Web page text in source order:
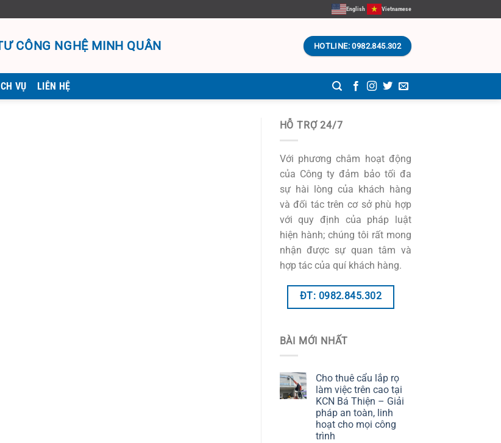
English Vietnamese
CÔNG NGHỆ MINH QUÂN HOTLINE: 0982.845.302
VỤ LIÊN HỆ
HỖ TRỢ 24/7
Với phương châm hoạt động
của Công ty đảm bảo tối đa
sự hài lòng của khách hàng
và đối tác trên cơ sở phù hợp
với quy định của pháp luật
hiện hành; chúng tôi rất mong
nhận được sự quan tâm và
hợp tác của quí khách hàng.
ĐT: 0982.845.302
BÀI MỚI NHẤT
Cho thuê cẩu lắp rọ
làm việc trên cao tại
KCN Bá Thiện – Giải
pháp an toàn, linh
hoạt cho mọi công
trình